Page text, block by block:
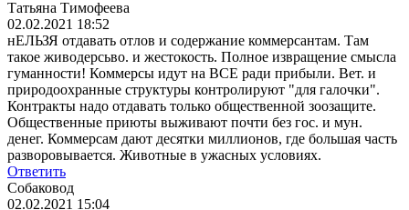
Татьяна Тимофеева
02.02.2021 18:52
нЕЛЬЗЯ отдавать отлов и содержание коммерсантам. Там
такое живодерсьво. и жестокость. Полное извращение смысла
гуманности! Коммерсы идут на ВСЕ ради прибыли. Вет. и
природоохранные структуры контролируют "для галочки".
Контракты надо отдавать только общественной зоозащите.
Общественные приюты выживают почти без гос. и мун.
денег. Коммерсам дают десятки миллионов, где большая часть
разворовывается. Животные в ужасных условиях.
Ответить
Собаковод
02.02.2021 15:04